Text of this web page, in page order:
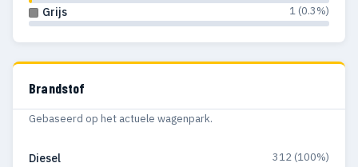
Grijs 1 (0.3%)
Brandstof
Gebaseerd op het actuele wagenpark.
Diesel 312 (100%)